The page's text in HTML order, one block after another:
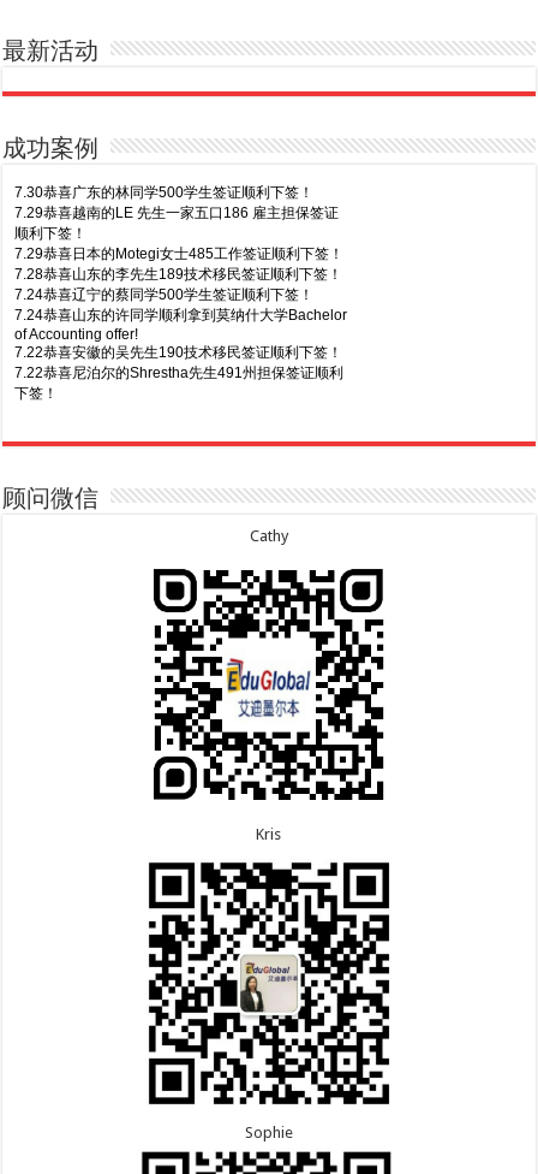
最新活动
成功案例
Business offer！
8.6恭喜江苏的谢先生600旅游签证顺利下签，三年多
8.5恭喜江苏的杨女士190技术移民签证顺利下签！
8.3恭喜黑龙江的刘女士864父母签证顺利下签！
8.3恭喜天津的陈同学和妈妈590+500学生签证顺利
7.30恭喜广东的林同学500学生签证顺利下签！
7.29恭喜越南的LE 先生一家五口186 雇主担保签证
顺利下签！
7.29恭喜日本的Motegi女士485工作签证顺利下签！
7.28恭喜山东的李先生189技术移民签证顺利下签！
7.24恭喜辽宁的蔡同学500学生签证顺利下签！
7.24恭喜山东的许同学顺利拿到莫纳什大学Bachelor
of Accounting offer!
7.22恭喜安徽的吴先生190技术移民签证顺利下签！
7.22恭喜尼泊尔的Shrestha先生491州担保签证顺利
下签！
签！
7.15恭喜江苏的曹同学500学生签证顺利下签！
7.13恭喜广东的邓同学500学生签证顺利下签！
7.9恭喜广东的喻同学500学生签证顺利下签！
7.8恭喜黑龙江的刘女士600旅游签证顺利下签，三年
7.7恭喜北京的王先生和孩子600旅游签证顺利下签，
顾问微信
Cathy
Kris
Sophie